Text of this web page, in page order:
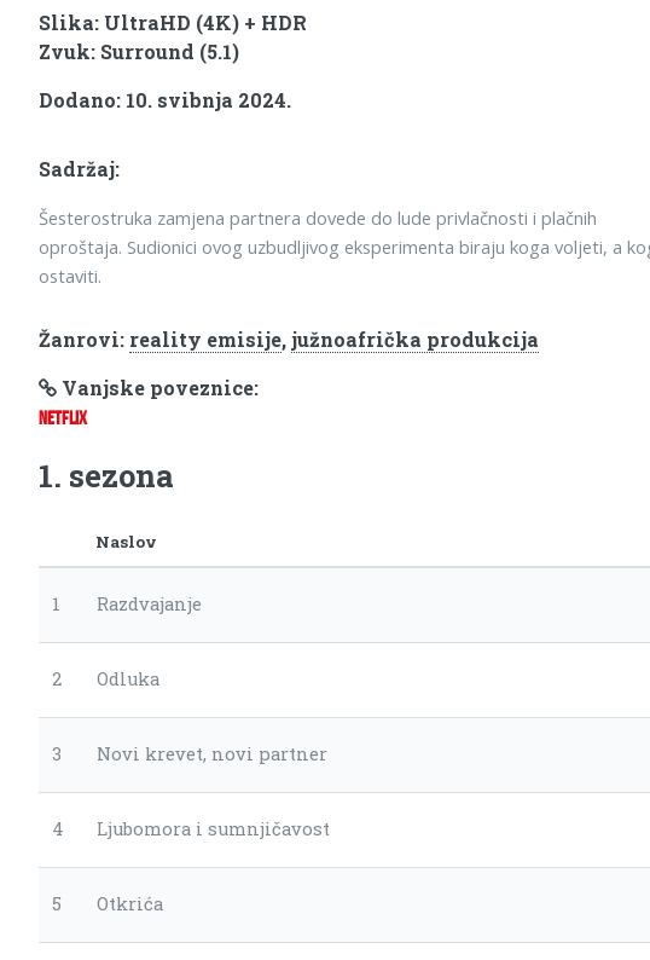
Slika: UltraHD (4K) + HDR
Zvuk: Surround (5.1)
Dodano: 10. svibnja 2024.
Sadržaj:
Šesterostruka zamjena partnera dovede do lude privlačnosti i plačnih
oproštaja. Sudionici ovog uzbudljivog eksperimenta biraju koga voljeti, a
ostaviti.
Žanrovi: reality emisije,južnoafrička produkcija
Vanjske poveznice:
NETFLIX
1. sezona
Naslov
1 Razdvajanje
2 Odluka
3 Novi krevet, novi partner
4 Ljubomora i sumnjičavost
5 Otkrića